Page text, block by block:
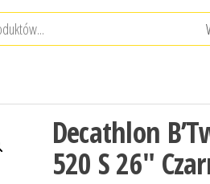
Decathlon
520 S 26″